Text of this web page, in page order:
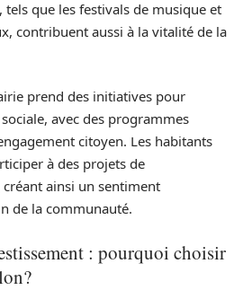
que les festivals de musique et
contribuent aussi à la vitalité de la
prend des initiatives pour
avec des programmes
citoyen. Les habitants
à des projets de
ainsi un sentiment
de la communauté.
: pourquoi choisir